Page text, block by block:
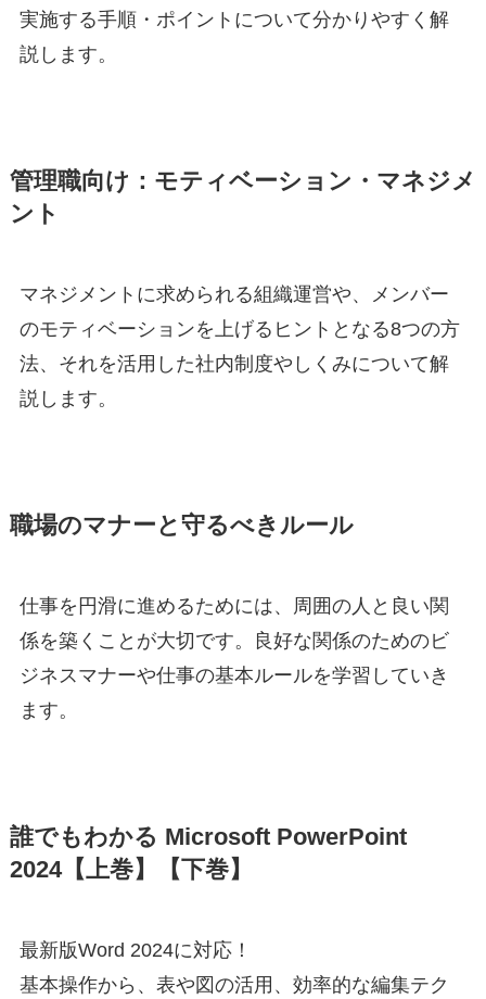
実施する手順・ポイントについて分かりやすく解
説します。
管理職向け：モティベーション・マネジメ
ント
マネジメントに求められる組織運営や、メンバー
のモティベーションを上げるヒントとなる8つの方
法、それを活用した社内制度やしくみについて解
説します。
職場のマナーと守るべきルール
仕事を円滑に進めるためには、周囲の人と良い関
係を築くことが大切です。良好な関係のためのビ
ジネスマナーや仕事の基本ルールを学習していき
ます。
誰でもわかる Microsoft PowerPoint
2024【上巻】【下巻】
最新版Word 2024に対応！
基本操作から、表や図の活用、効率的な編集テク